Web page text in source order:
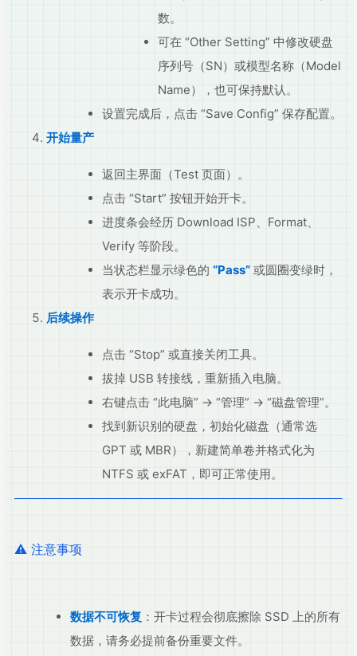
数。
可在 “Other Setting” 中修改硬盘
序列号（SN）或模型名称（Model
Name），也可保持默认。
设置完成后，点击 “Save Config” 保存配置。
开始量产
返回主界面（Test 页面）。
点击 “Start” 按钮开始开卡。
进度条会经历 Download ISP、Format、
Verify 等阶段。
当状态栏显示绿色的 “Pass” 或圆圈变绿时，
表示开卡成功。
后续操作
点击 “Stop” 或直接关闭工具。
拔掉 USB 转接线，重新插入电脑。
右键点击 “此电脑” → “管理” → “磁盘管理”。
找到新识别的硬盘，初始化磁盘（通常选
GPT 或 MBR），新建简单卷并格式化为
NTFS 或 exFAT，即可正常使用。
⚠️ 注意事项
数据不可恢复 ：开卡过程会彻底擦除 SSD 上的所有
数据，请务必提前备份重要文件。